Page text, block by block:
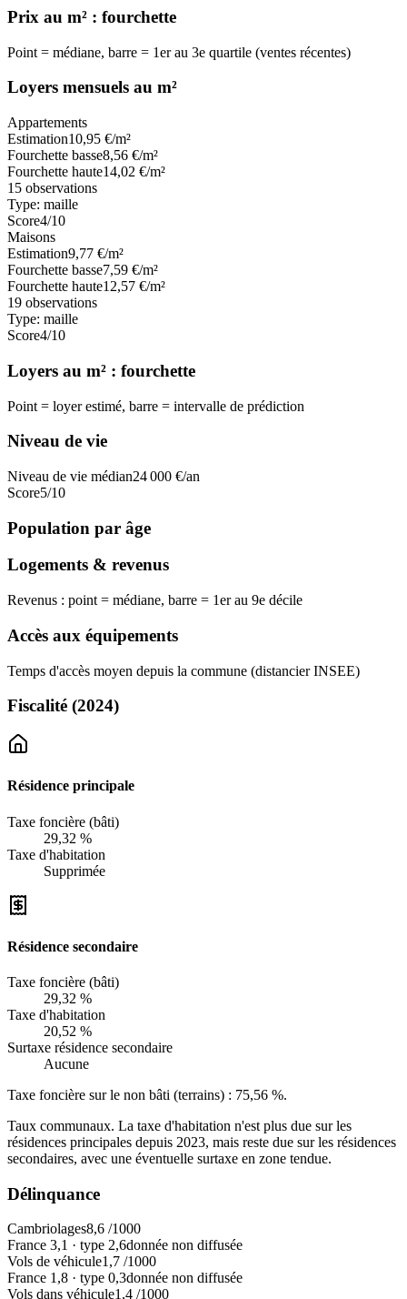
Prix au m² : fourchette
Point = médiane, barre = 1er au 3e quartile (ventes récentes)
Loyers mensuels au m²
Appartements
Estimation10,95 €/m²
Fourchette basse8,56 €/m²
Fourchette haute14,02 €/m²
15 observations
Type: maille
Score4/10
Maisons
Estimation9,77 €/m²
Fourchette basse7,59 €/m²
Fourchette haute12,57 €/m²
19 observations
Type: maille
Score4/10
Loyers au m² : fourchette
Point = loyer estimé, barre = intervalle de prédiction
Niveau de vie
Niveau de vie médian24 000 €/an
Score5/10
Population par âge
Logements & revenus
Revenus : point = médiane, barre = 1er au 9e décile
Accès aux équipements
Temps d'accès moyen depuis la commune (distancier INSEE)
Fiscalité (2024)
Résidence principale
Taxe foncière (bâti)
29,32 %
Taxe d'habitation
Supprimée
Résidence secondaire
Taxe foncière (bâti)
29,32 %
Taxe d'habitation
20,52 %
Surtaxe résidence secondaire
Aucune
Taxe foncière sur le non bâti (terrains) : 75,56 %.
Taux communaux. La taxe d'habitation n'est plus due sur les
résidences principales depuis 2023, mais reste due sur les résidences
secondaires, avec une éventuelle surtaxe en zone tendue.
Délinquance
Cambriolages8,6 /1000
France 3,1 · type 2,6donnée non diffusée
Vols de véhicule1,7 /1000
France 1,8 · type 0,3donnée non diffusée
Vols dans véhicule1,4 /1000